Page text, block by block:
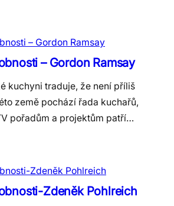
– Gordon Ramsay
kuchyni traduje, že není příliš
země pochází řada kuchařů,
pořadům a projektům patří…
Zdeněk Pohlreich